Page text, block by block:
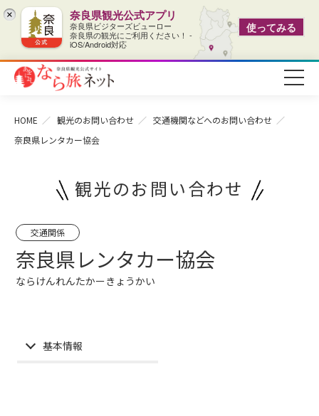
× 奈良県観光公式アプリ
奈良県ビジターズビューロー
奈良県の観光にご利用ください！ -
iOS/Android対応
使ってみる
HOME 観光のお問い合わせ
交通機関などへのお問い合わせ
奈良県レンタカー協会
観光のお問い合わせ
交通関係
奈良県レンタカー協会
ならけんれんたかーきょうかい
基本情報